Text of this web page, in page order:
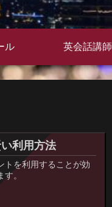
ル 英会話講師
利用方法
トを利用することが効
。